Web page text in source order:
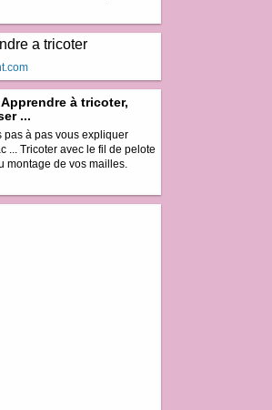
à tricoter,
...
pas à pas vous expliquer
... Tricoter avec le fil de pelote
montage de vos mailles.